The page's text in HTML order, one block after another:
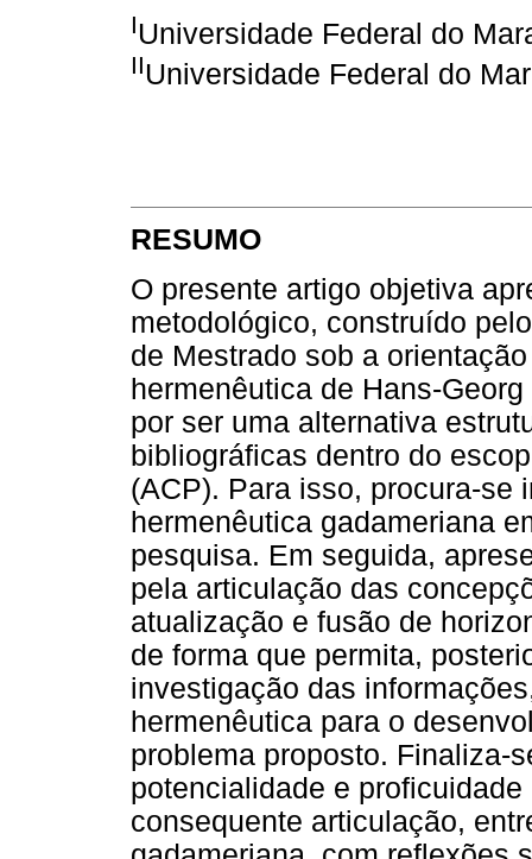
IUniversidade Federal do
IIUniversidade Federal do
RESUMO
O presente artigo objetiva
metodológico, construído
de Mestrado sob a
hermenêutica de Hans-
por ser uma alternativa
bibliográficas dentro do
(ACP). Para isso, procura-se
hermenêutica gadameriana
pesquisa. Em seguida,
pela articulação das
atualização e fusão de
de forma que permita,
investigação das
hermenêutica para o
problema proposto. Finaliza-
potencialidade e
consequente articulação,